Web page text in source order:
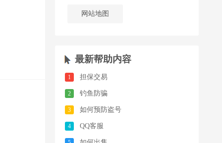
网站地图
最新帮助内容
1 担保交易
2 钓鱼防骗
3 如何预防盗号
4 QQ客服